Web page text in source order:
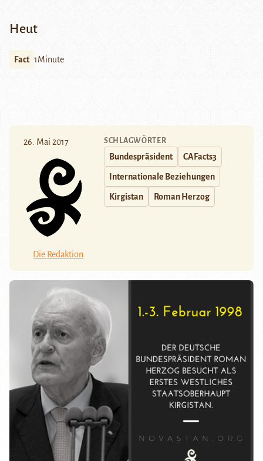
Heut
Fact 1Minute
26. Mai 2017
Die Redaktion
SCHLAGWÖRTER
Bundespräsident CAFacts3
Internationale Beziehungen
Kirgistan Roman Herzog